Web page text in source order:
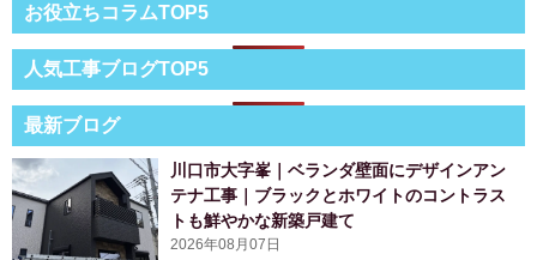
お役立ちコラムTOP5
人気工事ブログTOP5
最新ブログ
川口市大字峯｜ベランダ壁面にデザインアン
テナ工事｜ブラックとホワイトのコントラス
トも鮮やかな新築戸建て
2026年08月07日